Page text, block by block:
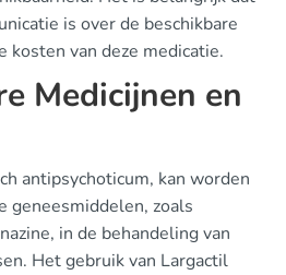
is over de beschikbare
kosten van deze medicatie.
Medicijnen en
antipsychoticum, kan worden
geneesmiddelen, zoals
in de behandeling van
Het gebruik van Largactil